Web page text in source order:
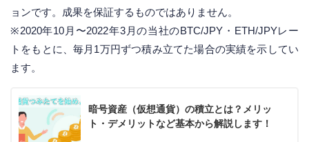
ョンです。成果を保証するものではありません。
※2020年10月〜2022年3月の当社のBTC/JPY・ETH/JPYレー
トをもとに、毎月1万円ずつ積み立てた場合の実績を示してい
ます。
暗号資産（仮想通貨）の積立とは？メリッ
ト・デメリットなど基本から解説します！